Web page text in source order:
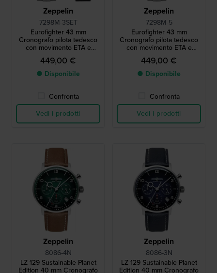
Zeppelin
7298M-3SET
Eurofighter 43 mm
Cronografo pilota tedesco
con movimento ETA e
cinturino supplementare
449,00 €
● Disponibile
Confronta
Vedi i prodotti
Zeppelin
7298M-5
Eurofighter 43 mm
Cronografo pilota tedesco
con movimento ETA e
quadrante luminoso
449,00 €
● Disponibile
Confronta
Vedi i prodotti
Zeppelin
8086-4N
LZ 129 Sustainable Planet
Edition 40 mm Cronografo
Zeppelin
8086-3N
LZ 129 Sustainable Planet
Edition 40 mm Cronografo